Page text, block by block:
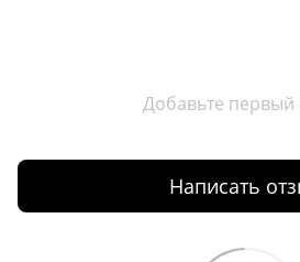
Добавьте первый
Написать